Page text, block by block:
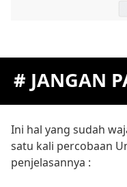
# JANGAN
Ini hal yang sudah
satu kali percobaan
penjelasannya :